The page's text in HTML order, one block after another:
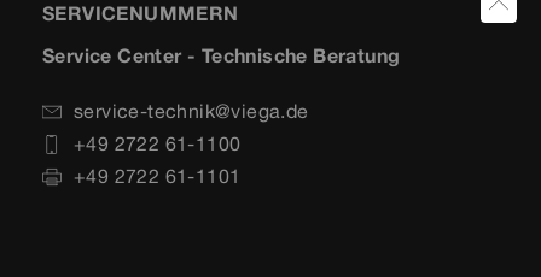
SERVICENUMMERN
Service Center - Technische Beratung
service-technik@viega.de
+49 2722 61-1100
+49 2722 61-1101